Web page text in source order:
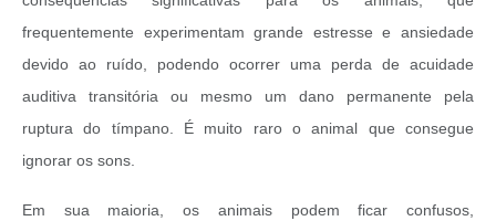
frequentemente experimentam grande estresse e ansiedade
devido ao ruído, podendo ocorrer uma perda de acuidade
auditiva transitória ou mesmo um dano permanente pela
ruptura do tímpano. É muito raro o animal que consegue
ignorar os sons.
Em sua maioria, os animais podem ficar confusos,